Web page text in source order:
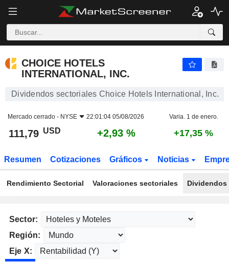
CHOICE HOTELS
INTERNATIONAL, INC.
Dividendos sectoriales Choice Hotels International, Inc.
Mercado cerrado - NYSE 22:01:04 05/08/2026 Varia. 1 de enero.
111,79 USD +2,93 % +17,35 %
Resumen Cotizaciones Gráficos Noticias
Rendimiento Sectorial Valoraciones sectoriales
Sector:
Región:
Eje X: